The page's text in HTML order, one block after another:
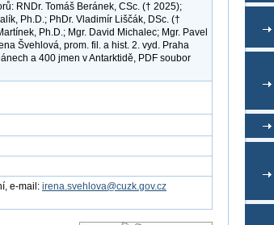
RNDr. Tomáš Beránek, CSc. († 2025);
Ph.D.; PhDr. Vladimír Liščák, DSc. (†
Ph.D.; Mgr. David Michalec; Mgr. Pavel
Švehlová, prom. fil. a hist. 2. vyd. Praha
a 400 jmen v Antarktidě, PDF soubor
e-mail: irena.svehlova@cuzk.gov.cz